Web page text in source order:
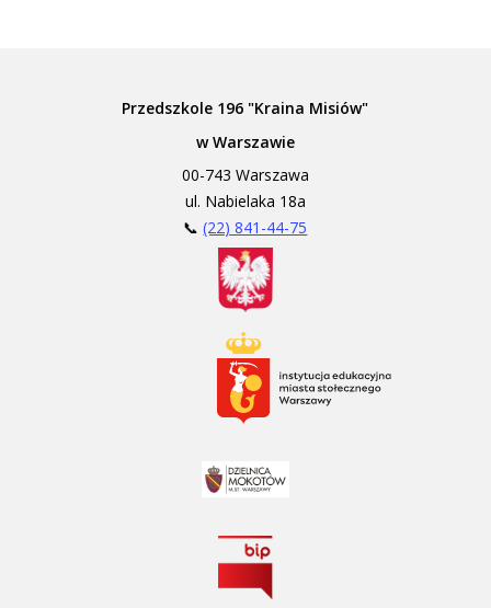
Przedszkole 196 "Kraina Misiów"
w Warszawie
00-743 Warszawa
ul. Nabielaka 18a
📞(22) 841-44-75